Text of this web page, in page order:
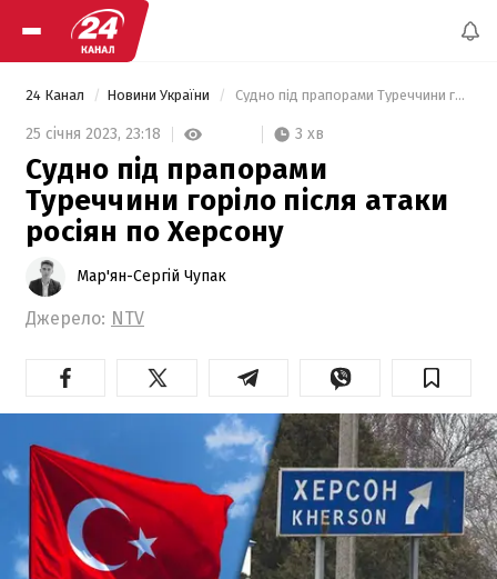
24 Канал Новини України Судно під прапорами Туреччини горіло після атаки росіян по Херсону
25 січня 2023, 23:18 3 хв
Судно під прапорами
Туреччини горіло після атаки
росіян по Херсону
Мар'ян-Сергій Чупак
Джерело: NTV